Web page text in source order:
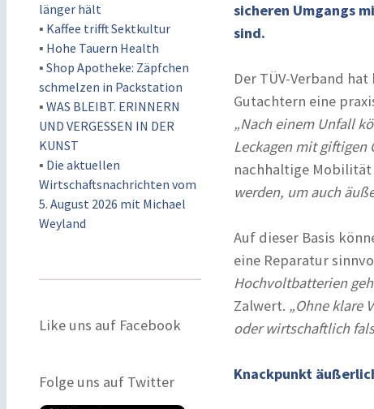
länger hält
▪ Kaffee trifft Sektkultur
▪ Hohe Tauern Health
▪ Shop Apotheke: Zäpfchen
schmelzen in Packstation
▪ WAS BLEIBT. ERINNERN
UND VERGESSEN IN DER
KUNST
▪ Die aktuellen
Wirtschaftsnachrichten vom
5. August 2026 mit Michael
Weyland
Like uns auf Facebook
Folge uns auf Twitter
sicheren Umgangs
sind.
Der TÜV-Verband
Gutachtern eine
„Nach einem Unfall
Leckagen mit giftigen
nachhaltige Mobilität
werden, um auch
Auf dieser Basis
eine Reparatur
Hochvoltbatterien
Zalwert. „Ohne klare
oder wirtschaftlich
Knackpunkt